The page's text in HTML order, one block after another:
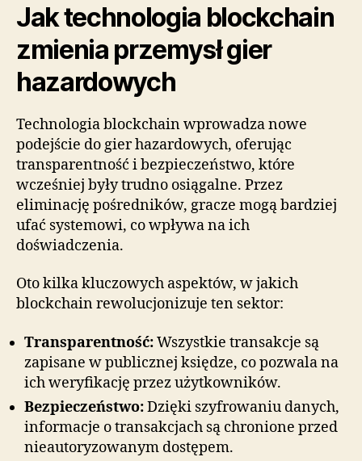
Jak technologia blockchain
zmienia przemysł gier
hazardowych
Technologia blockchain wprowadza nowe
podejście do gier hazardowych, oferując
transparentność i bezpieczeństwo, które
wcześniej były trudno osiągalne. Przez
eliminację pośredników, gracze mogą bardziej
ufać systemowi, co wpływa na ich
doświadczenia.
Oto kilka kluczowych aspektów, w jakich
blockchain rewolucjonizuje ten sektor:
Transparentność:Wszystkie transakcje są
zapisane w publicznej księdze, co pozwala na
ich weryfikację przez użytkowników.
Bezpieczeństwo:Dzięki szyfrowaniu danych,
informacje o transakcjach są chronione przed
nieautoryzowanym dostępem.